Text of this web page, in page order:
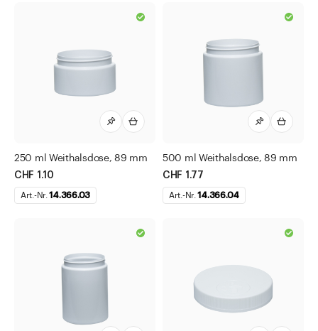
250 ml Weithalsdose, 89 mm
CHF 1.10
Art.-Nr.14.366.03
500 ml Weithalsdose, 89 mm
CHF 1.77
Art.-Nr.14.366.04